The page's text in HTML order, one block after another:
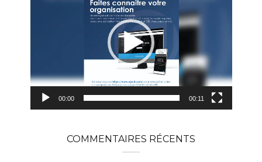
vidéo
00:00 00:11
COMMENTAIRES RÉCENTS